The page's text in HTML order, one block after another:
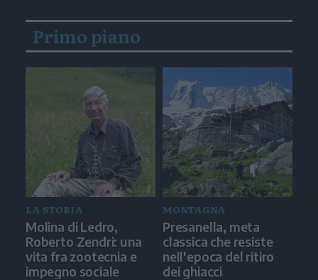
Primo piano
LA STORIA
Molina di Ledro,
Roberto Zendri: una
vita fra zootecnia e
impegno sociale
MONTAGNA
Presanella, meta
classica che resiste
nell'epoca del ritiro
dei ghiacci